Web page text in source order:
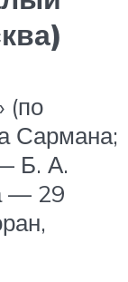
(по
Сармана;
Б. А.
— 29